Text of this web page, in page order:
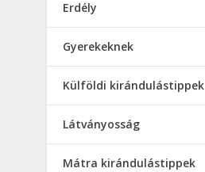
Erdély
Gyerekeknek
Külföldi kirándulástippek
Látványosság
Mátra kirándulástippek